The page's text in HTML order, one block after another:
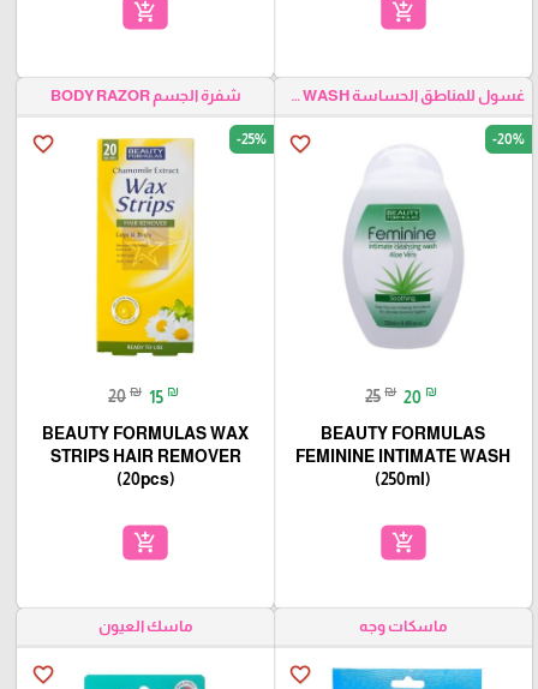
add_shopping_cart
add_shopping_cart
غسول للمناطق الحساسة SENSITIVE AREA WASH
favorite_border -20%
25 ₪ 20 ₪
BEAUTY FORMULAS
FEMININE INTIMATE WASH
(250ml)
add_shopping_cart
شفرة الجسم BODY RAZOR
favorite_border -25%
20 ₪ 15 ₪
BEAUTY FORMULAS WAX
STRIPS HAIR REMOVER
(20pcs)
add_shopping_cart
ماسكات وجه
favorite_border
ماسك العيون
favorite_border